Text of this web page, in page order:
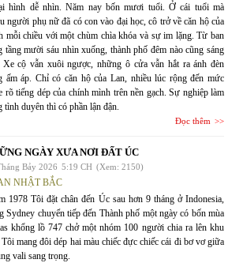
hình dễ nhìn. Năm nay bốn mươi tuổi. Ở cái tuổi mà
người phụ nữ đã có con vào đại học, cô trở về căn hộ của
mỗi chiều với một chùm chìa khóa và sự im lặng. Từ ban
tầng mười sáu nhìn xuống, thành phố đêm nào cũng sáng
Xe cộ vẫn xuôi ngược, những ô cửa vẫn hắt ra ánh đèn
ấm áp. Chỉ có căn hộ của Lan, nhiều lúc rộng đến mức
rõ tiếng dép của chính mình trên nền gạch. Sự nghiệp làm
duyên thì có phần lận đận.
Đọc thêm
NGÀY XƯA NƠI ĐẤT ÚC
Bảy 2026 5:19 CH (Xem: 2150)
NHẬT BẮC
1978 Tôi đặt chân đến Úc sau hơn 9 tháng ở Indonesia,
Sydney chuyển tiếp đến Thành phố một ngày có bốn mùa
khổng lồ 747 chở một nhóm 100 người chia ra lên khu
mang đôi dép hai màu chiếc đực chiếc cái đi bơ vơ giữa
vali sang trọng.